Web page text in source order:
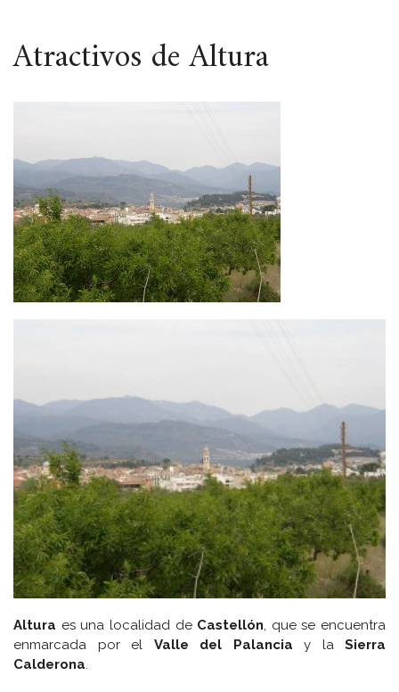
ESPACIO
Atractivos de Altura
Altura es una localidad de Castellón, que se encuentra
enmarcada por el Valle del Palancia y la Sierra
Calderona.